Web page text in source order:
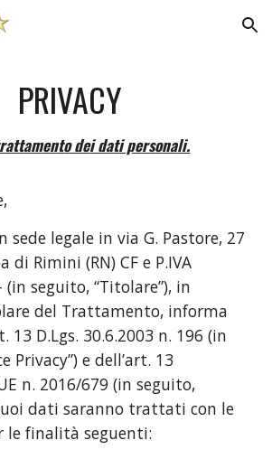
Skip to navigation
PRIVACY
dei dati personali.
sede legale in via G. Pastore, 27
di Rimini (RN) CF e P.IVA
(in seguito, “Titolare”), in
del Trattamento, informa
13 D.Lgs. 30.6.2003 n. 196 (in
Privacy”) e dell’art. 13
n. 2016/679 (in seguito,
Suoi dati saranno trattati con le
le finalità seguenti: